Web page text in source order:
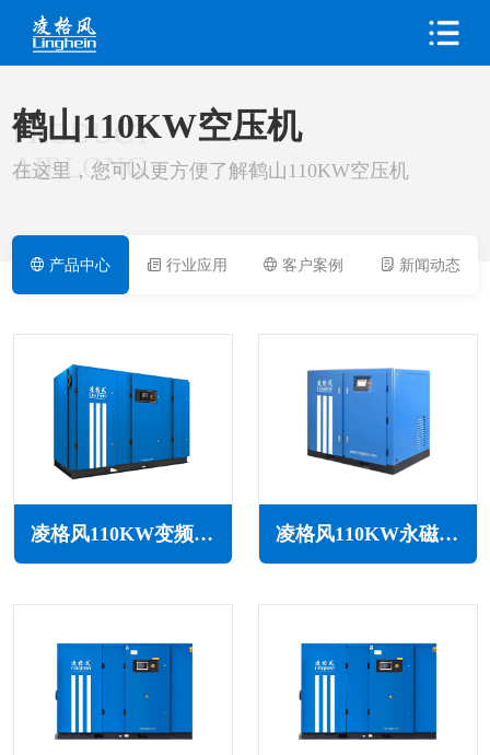
PRODUCT
AIRLONG
鹤山110KW空压机
在这里，您可以更方便了解鹤山110KW空压机
产品中心 行业应用 客户案例 新闻动态
凌格风110KW变频空压机LSV系列 凌格风110KW永磁变频无油水润滑空压机LSW PM系列